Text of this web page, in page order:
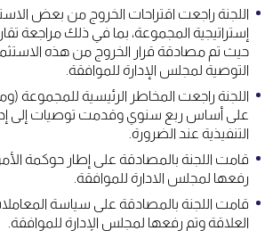
اللجنة راجعت اقتراحات الخروج من بعض
إستراتيجية المجموعة، بما في ذلك مراجعة
حيث تم مصادقة قرار الخروج من هذه
التوصية لمجلس الإدارة للموافقة.
اللجنة راجعت المخاطر الرئيسية للمجموعة
على أساس ربع سنوي وقدمت توصيات إلى
التنفيذية عند الضرورة.
قامت اللجنة بالمصادقة على إطار حوكمة
رفعها لمجلس الادارة للموافقة.
قامت اللجنة بالمصادقة على سياسة
العلاقة وتم رفعها لمجلس الإدارة للموافقة.